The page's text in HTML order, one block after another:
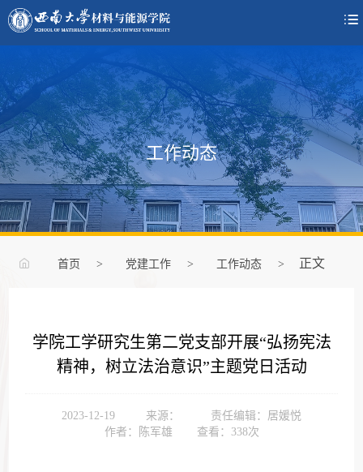

工作动态
首页 > 党建工作 > 工作动态 > 正文
学院工学研究生第二党支部开展“弘扬宪法
精神，树立法治意识”主题党日活动
2023-12-19 来源：
责任编辑：居媛悦
作者：陈军雄
查看： 338次